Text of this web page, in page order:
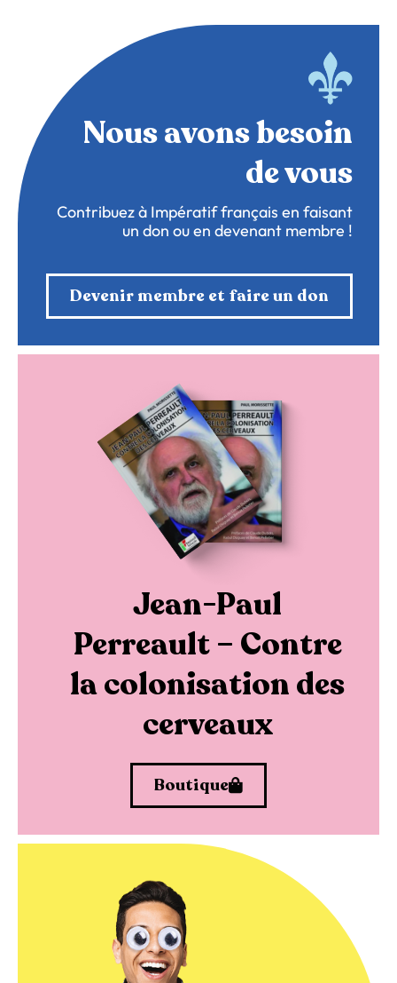
Nous avons besoin
de vous
Contribuez à Impératif français en faisant
un don ou en devenant membre !
Devenir membre et faire un don
Jean-Paul
Perreault – Contre
la colonisation des
cerveaux
Boutique